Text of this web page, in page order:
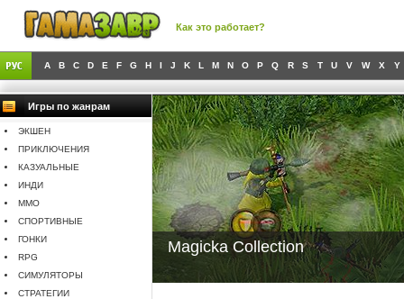
Как это работает?
A B C D E F G H I J K L M N O P Q R S T U V W X Y
Игры по жанрам
ЭКШЕН
ПРИКЛЮЧЕНИЯ
КАЗУАЛЬНЫЕ
ИНДИ
MMO
СПОРТИВНЫЕ
ГОНКИ
RPG
СИМУЛЯТОРЫ
СТРАТЕГИИ
Magicka Collection